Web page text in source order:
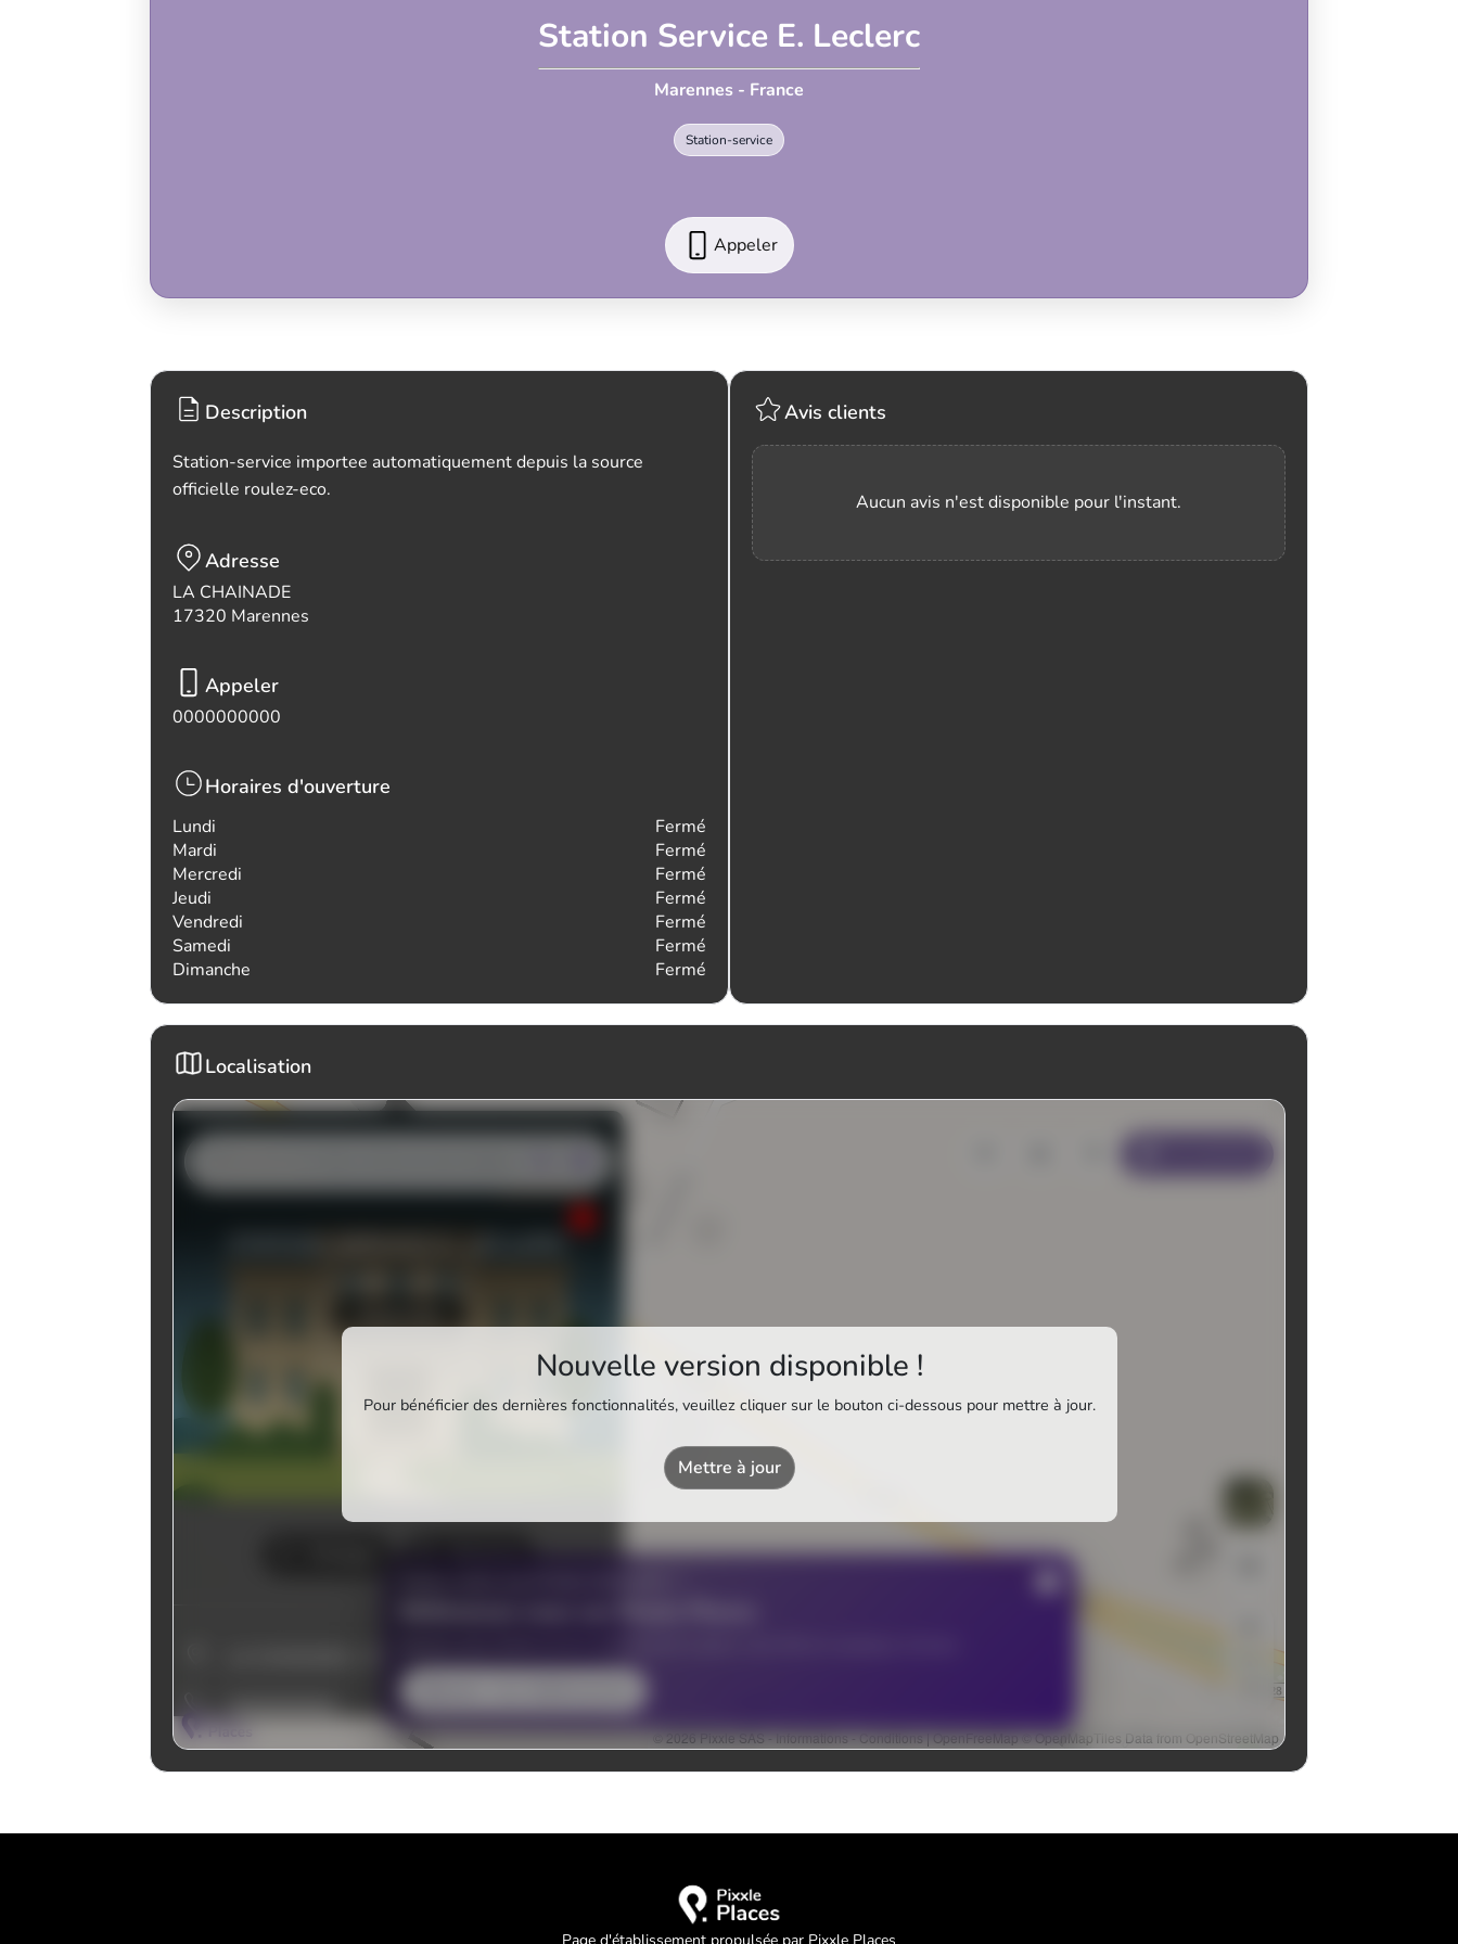
Station Service E. Leclerc
Marennes - France
Station-service
Appeler
Description
Station-service importee automatiquement depuis la source
officielle roulez-eco.
Adresse
LA CHAINADE
17320 Marennes
Appeler
0000000000
Horaires d'ouverture
Lundi
Fermé
Mardi
Fermé
Mercredi
Fermé
Jeudi
Fermé
Vendredi
Fermé
Samedi
Fermé
Dimanche
Fermé
Avis clients
Aucun avis n'est disponible pour l'instant.
Localisation